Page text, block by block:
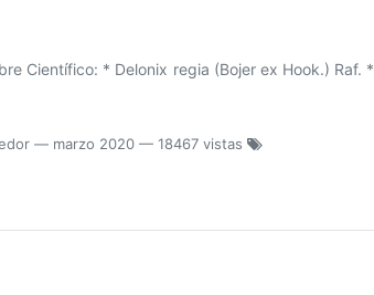
Científico: * Delonix regia (Bojer ex Hook.) Raf. *
— marzo 2020 — 18467 vistas